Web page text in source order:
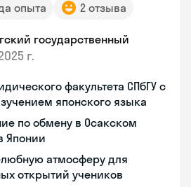
опыта 2 отзыва
государственный
г.
факультета СПбГУ с
японского языка
по обмену в Осакском
Японии
атмосферу для
открытий учеников